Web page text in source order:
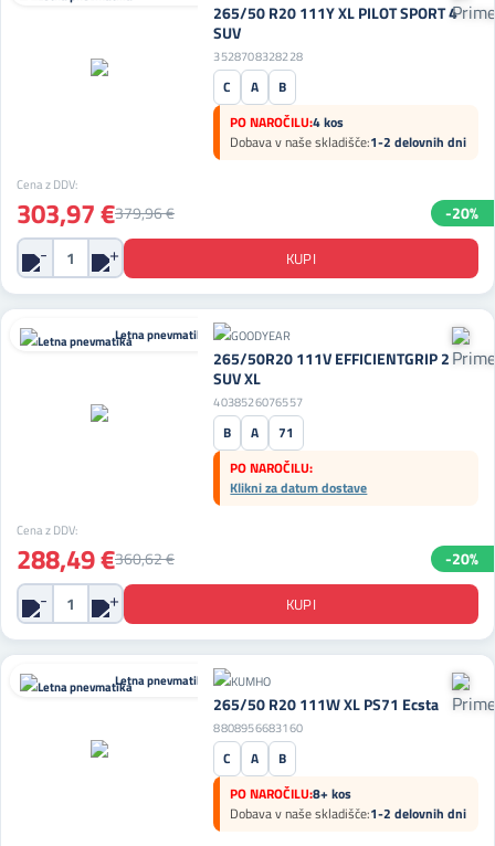
265/50 R20 111Y XL PILOT SPORT 4
SUV
3528708328228
C A
B
PO NAROČILU:4 kos
Dobava v naše skladišče:1-2 delovnih dni
Cena z DDV:
303,97 €379,96 € -20%
Letna pnevmatika
265/50R20 111V EFFICIENTGRIP 2
SUV XL
4038526076557
B A
71
PO NAROČILU:
Klikni za datum dostave
Cena z DDV:
288,49 €360,62 € -20%
Letna pnevmatika
265/50 R20 111W XL PS71 Ecsta
8808956683160
C A
B
PO NAROČILU:8+ kos
Dobava v naše skladišče:1-2 delovnih dni